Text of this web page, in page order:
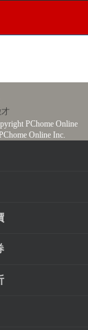
PChome Online
Online Inc.